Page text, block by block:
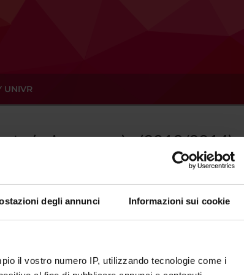
degli annunci Informazioni sui cookie
il vostro numero IP, utilizzando tecnologie come i
(primo anno) - (2013/2014)
Tirocinio professionalizzante (primo anno).